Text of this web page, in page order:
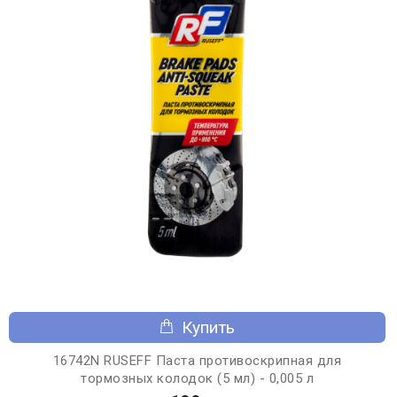
Купить
16742N RUSEFF Паста противоскрипная для
тормозных колодок (5 мл) - 0,005 л